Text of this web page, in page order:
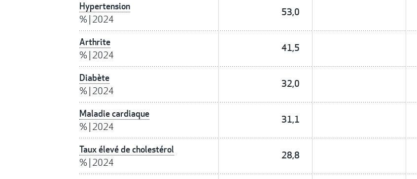
Hypertension
%| 2024
53,0
Arthrite
%| 2024
41,5
Diabète
%| 2024
32,0
Maladie cardiaque
%| 2024
31,1
Taux élevé de cholestérol
%| 2024
28,8